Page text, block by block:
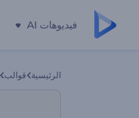
فيديوهات AI
الرئيسية قوالب